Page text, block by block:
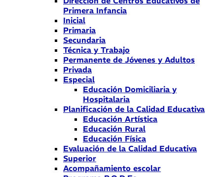
Primera Infancia
Inicial
Primaria
Secundaria
Técnica y Trabajo
Permanente de Jóvenes y Adultos
Privada
Especial
Educación Domiciliaria y
Hospitalaria
Planificación de la Calidad Educativa
Educación Artística
Educación Rural
Educación Física
Evaluación de la Calidad Educativa
Superior
Acompañamiento escolar